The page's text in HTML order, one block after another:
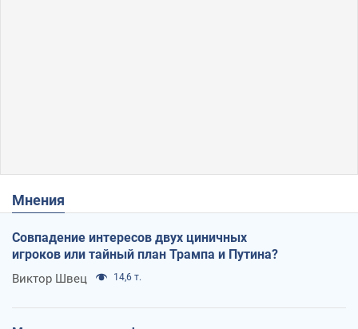
Мнения
Совпадение интересов двух циничных
игроков или тайный план Трампа и Путина?
Виктор Швец 14,6 т.